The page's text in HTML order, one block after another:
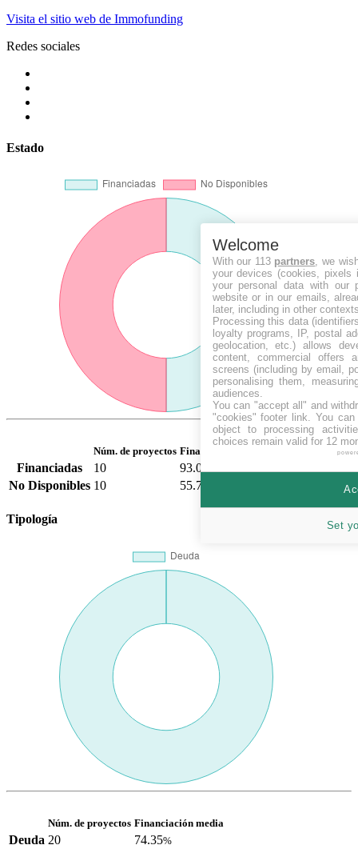
Visita el sitio web de Immofunding
Redes sociales
Estado
Núm. de proyectos Financiación media
Financiadas 10 93.00 %
No Disponibles 10 55.70
Tipología
Núm. de proyectos Financiación media
Deuda 20 74.35%
Welcome
With our 113 partners , we
your devices (cookies, pixels
your personal data with our
website or in our emails,
later, including in other
Processing this data
loyalty programs, IP, postal
geolocation, etc.) allows
content, commercial offers
screens (including by email,
personalising them,
audiences.
You can "accept all" and
"cookies" footer link . You
object to processing
choices remain valid for 12
Set